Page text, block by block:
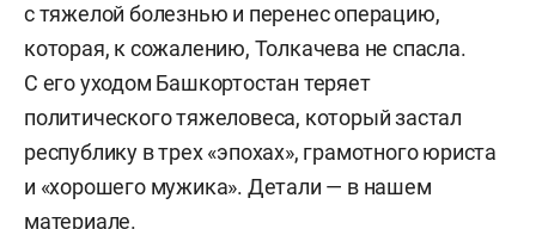
с тяжелой болезнью и перенес операцию,
которая, к сожалению, Толкачева не спасла.
С его уходом Башкортостан теряет
политического тяжеловеса, который застал
республику в трех «эпохах», грамотного юриста
и «хорошего мужика». Детали — в нашем
материале.